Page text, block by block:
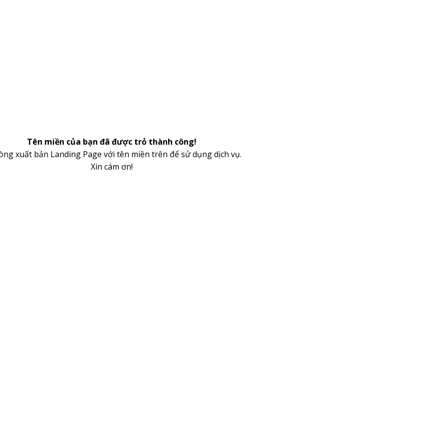
Tên miền của bạn đã được trỏ thành công!
xuất bản Landing Page với tên miền trên để sử dụng dịch vụ.
Xin cám ơn!